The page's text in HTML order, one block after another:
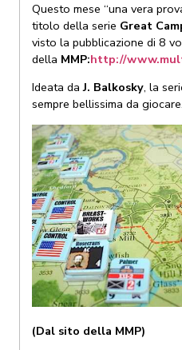
Questo mese “una vera
titolo della serie Great
visto la pubblicazione di 8
della MMP:http://
Ideata da J. Balkosky, la
sempre bellissima da giocare.
(Dal sito della MMP)